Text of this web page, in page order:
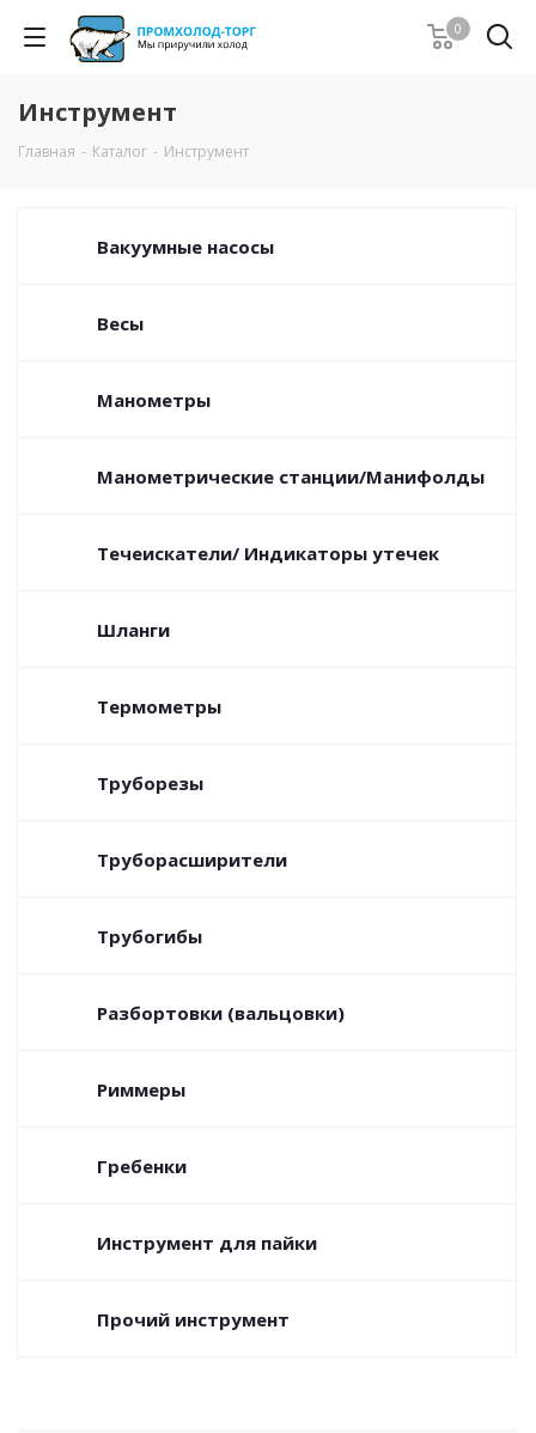
0
Инструмент
Главная - Каталог - Инструмент
Вакуумные насосы
Весы
Манометры
Манометрические станции/Манифолды
Течеискатели/ Индикаторы утечек
Шланги
Термометры
Труборезы
Труборасширители
Трубогибы
Разбортовки (вальцовки)
Риммеры
Гребенки
Инструмент для пайки
Прочий инструмент